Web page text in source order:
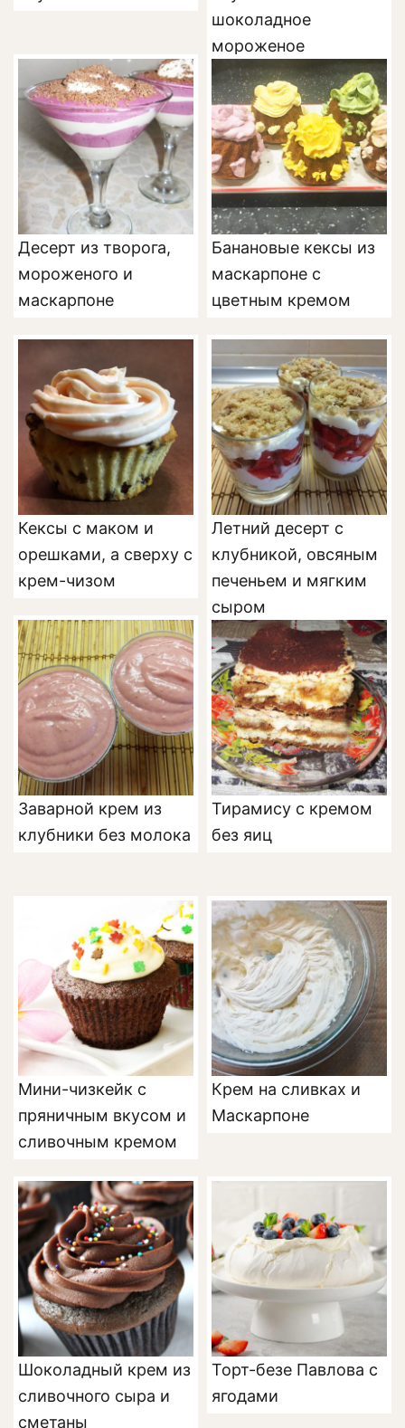
шоколадное
мороженое
Десерт из творога,
мороженого и
маскарпоне
Банановые кексы из
маскарпоне с
цветным кремом
Кексы с маком и
орешками, а сверху с
крем-чизом
Летний десерт с
клубникой, овсяным
печеньем и мягким
сыром
Заварной крем из
клубники без молока
Тирамису с кремом
без яиц
Мини-чизкейк с
пряничным вкусом и
сливочным кремом
Крем на сливках и
Маскарпоне
Шоколадный крем из
сливочного сыра и
сметаны
Торт-безе Павлова с
ягодами